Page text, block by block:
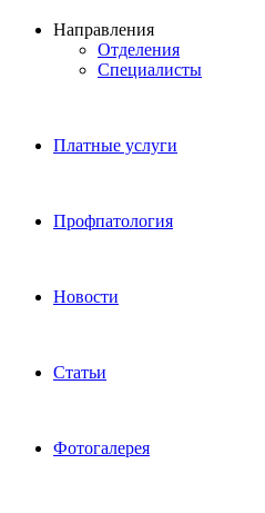
Направления
Отделения
Специалисты
Платные услуги
Профпатология
Новости
Статьи
Фотогалерея